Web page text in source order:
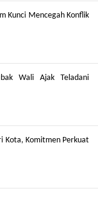
Kunci Mencegah Konflik
Wali Ajak Teladani
Kota, Komitmen Perkuat